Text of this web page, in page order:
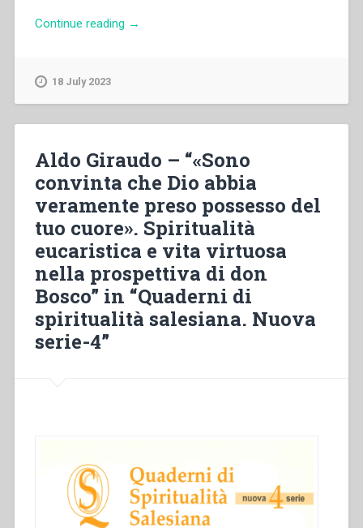
Continue reading “Piera
ti
ama
tanto».
dimensione
eucaristica
della
spiritualità
educativa
di
spiritualità
salesiana.
Nuova
serie-
→
18 July 2023
Aldo Giraudo – “«Sono
convinta che Dio abbia
veramente preso possesso del
tuo cuore». Spiritualità
eucaristica e vita virtuosa
nella prospettiva di don
Bosco” in “Quaderni di
spiritualità salesiana. Nuova
serie-4”